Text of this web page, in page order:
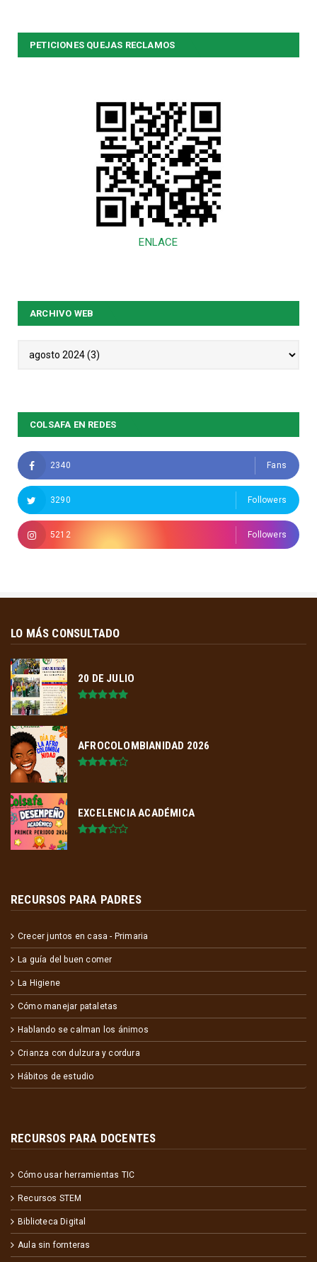
PETICIONES QUEJAS RECLAMOS
ENLACE
ARCHIVO WEB
COLSAFA EN REDES
2340 Fans
3290 Followers
5212 Followers
LO MÁS CONSULTADO
20 DE JULIO
AFROCOLOMBIANIDAD 2026
EXCELENCIA ACADÉMICA
RECURSOS PARA PADRES
Crecer juntos en casa - Primaria
La guía del buen comer
La Higiene
Cómo manejar pataletas
Hablando se calman los ánimos
Crianza con dulzura y cordura
Hábitos de estudio
RECURSOS PARA DOCENTES
Cómo usar herramientas TIC
Recursos STEM
Biblioteca Digital
Aula sin fornteras